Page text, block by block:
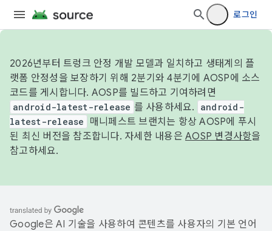
로그인
2026년부터 트렁크 안정 개발 모델과 일치하고 생태계의 플
랫폼 안정성을 보장하기 위해 2분기와 4분기에 AOSP에 소스
코드를 게시합니다. AOSP를 빌드하고 기여하려면
android-latest-release 를 사용하세요.
android-
latest-release
매니페스트 브랜치는 항상 AOSP에 푸시
된 최신 버전을 참조합니다. 자세한 내용은 AOSP 변경사항을
참고하세요.
Google은 AI 기술을 사용하여 콘텐츠를 사용자의 기본 언어